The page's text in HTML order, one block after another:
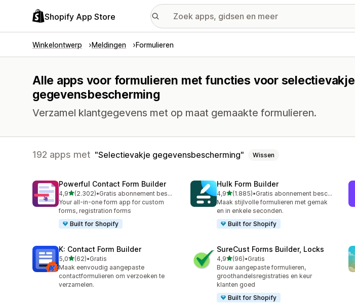
Shopify App Store
Winkelontwerp Meldingen Formulieren
Alle apps voor formulieren met functies voor selectievakje
gegevensbescherming
Verzamel klantgegevens met op maat gemaakte formulieren.
192 apps met Selectievakje gegevensbescherming Wissen
Powerful Contact Form Builder
4,9van 5 sterren
(2.302)
2302 recensies in totaal
•
Gratis abonnement beschikbaar
Your all-in-one form app for custom
forms, registration forms
Built for Shopify
Hulk Form Builder
4,9van 5 sterren
(1.885)
1885 recensies in totaal
•
Gratis abonnement beschikbaar
Maak stijlvolle formulieren met gemak
en in enkele seconden.
Built for Shopify
K: Contact Form Builder
5,0van 5 sterren
(62)
62 recensies in totaal
•Gratis
Maak eenvoudig aangepaste
contactformulieren om verzoeken te
verzamelen.
SureCust Forms Builder, Locks
4,9van 5 sterren
(96)
96 recensies in totaal
•Gratis
Bouw aangepaste formulieren,
groothandelsregistraties en keur
klanten goed
Built for Shopify